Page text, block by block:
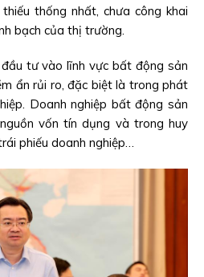
thống nhất, chưa công khai
bạch của thị trường.
tư vào lĩnh vực bất động sản
ẩn rủi ro, đặc biệt là trong phát
Doanh nghiệp bất động sản
vốn tín dụng và trong huy
phiếu doanh nghiệp…